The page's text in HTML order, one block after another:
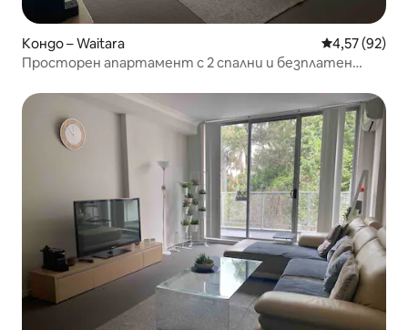
Кондо – Waitara Средна
4,57 (92)
Просторен апартамент с 2 спални и безплатен